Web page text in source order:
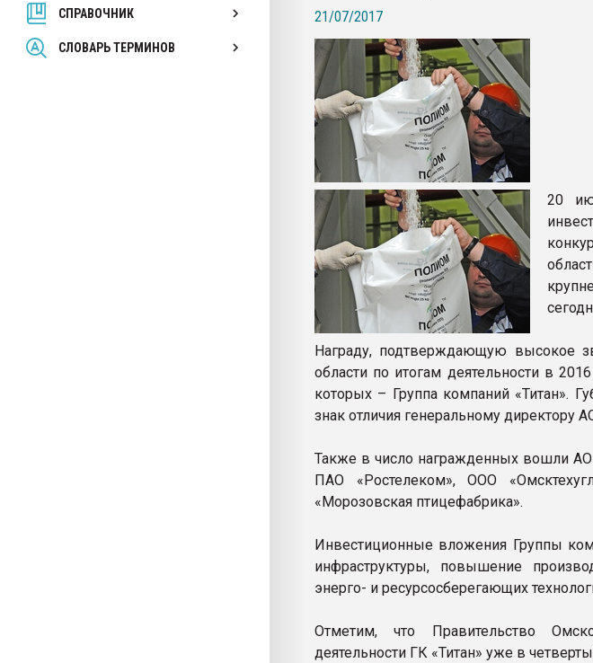
СПРАВОЧНИК
СЛОВАРЬ ТЕРМИНОВ
21/07/2017
20
Награду, подтверждающую высокое
области по итогам деятельности в
которых – Группа компаний «Титан».
знак отличия генеральному директору
Также в число награжденных вошли
ПАО «Ростелеком», ООО
«Морозовская птицефабрика».
Инвестиционные вложения Группы
инфраструктуры, повышение
энерго- и ресурсосберегающих
Отметим, что Правительство
деятельности ГК «Титан» уже в